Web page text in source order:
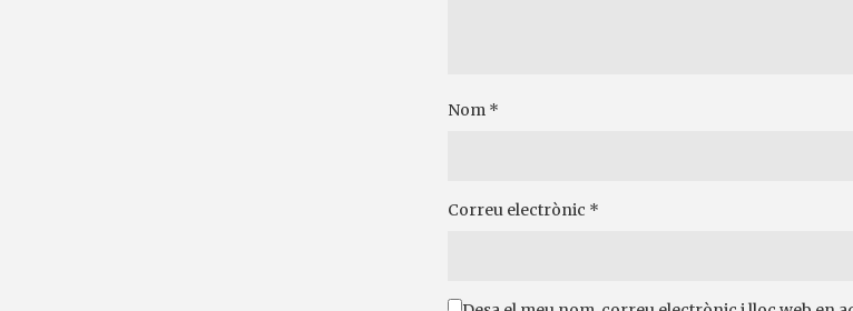
Nom *
Correu electrònic *